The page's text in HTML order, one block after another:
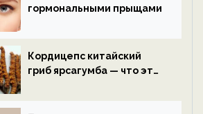
гормональными прыщами
Кордицепс китайский
гриб ярсагумба — что это